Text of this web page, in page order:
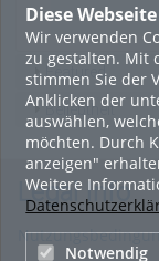
Diese
Wir verwenden
zu gestalten. Mit
stimmen Sie der
Anklicken der
auswählen,
möchten. Durch
anzeigen"
Weitere
Notwendig
Featured
Beliebtheit
Legal Info